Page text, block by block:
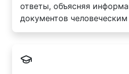
ответы, объясняя
документов